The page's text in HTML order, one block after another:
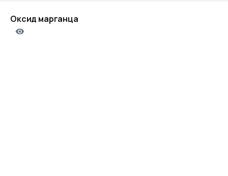
Оксид марганца